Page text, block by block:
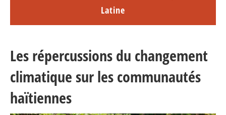
Latine
Les répercussions du changement
climatique sur les communautés
haïtiennes